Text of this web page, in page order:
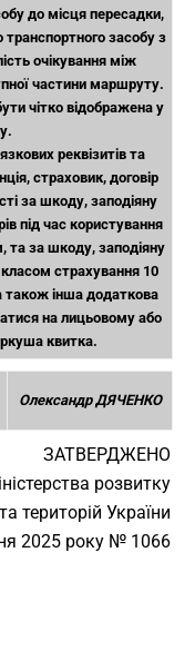
до місця пересадки,
транспортного засобу з
очікування між
частини маршруту.
чітко відображена у
реквізитів та
страховик, договір
за шкоду, заподіяну
під час користування
та за шкоду, заподіяну
страхування 10
також інша додаткова
на лицьовому або
квитка.
Олександр ДЯЧЕНКО
ЗАТВЕРДЖЕНО
розвитку
територій України
2025 року № 1066